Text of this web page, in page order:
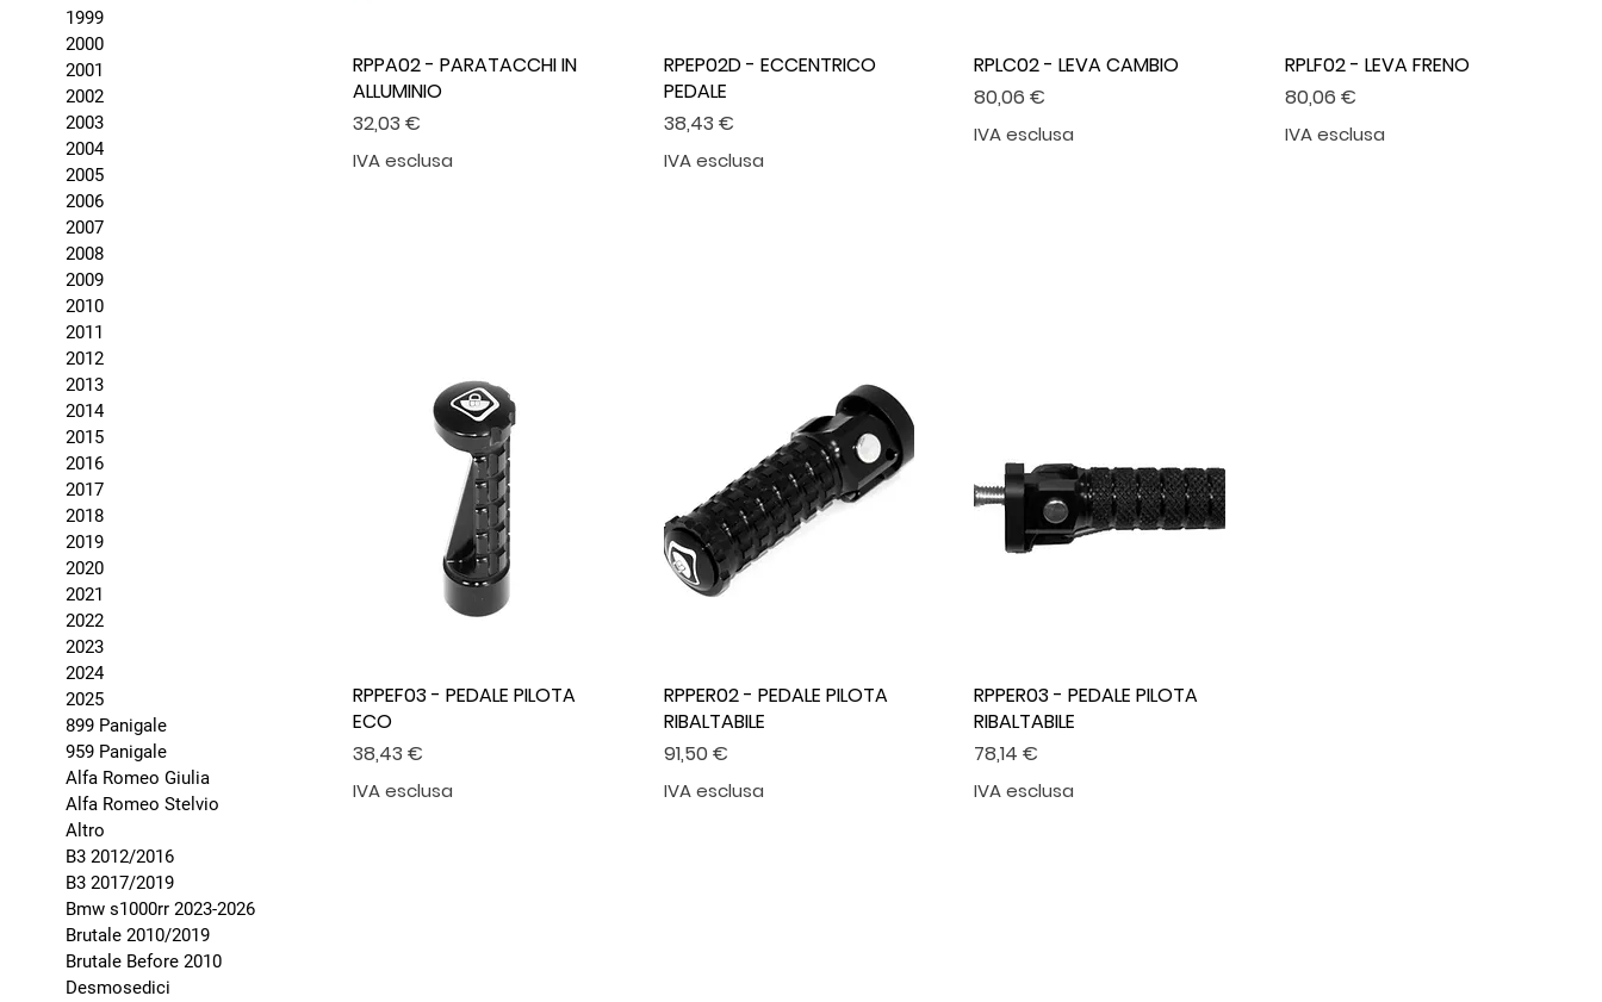
1999
2000
2001
2002
2003
2004
2005
2006
2007
2008
2009
2010
2011
2012
2013
2014
2015
2016
2017
2018
2019
2020
2021
2022
2023
2024
2025
899 Panigale
959 Panigale
Alfa Romeo Giulia
Alfa Romeo Stelvio
Altro
B3 2012/2016
B3 2017/2019
Bmw s1000rr 2023-2026
Brutale 2010/2019
Brutale Before 2010
Desmosedici
RPPA02 - PARATACCHI IN
ALLUMINIO
Prezzo
32,03 €
IVA esclusa
RPEP02D - ECCENTRICO
PEDALE
Prezzo
38,43 €
IVA esclusa
RPLC02 - LEVA CAMBIO
Prezzo
80,06 €
IVA esclusa
RPLF02 - LEVA FRENO
Prezzo
80,06 €
IVA esclusa
RPPEF03 - PEDALE PILOTA
ECO
Prezzo
38,43 €
IVA esclusa
RPPER02 - PEDALE PILOTA
RIBALTABILE
Prezzo
91,50 €
IVA esclusa
RPPER03 - PEDALE PILOTA
RIBALTABILE
Prezzo
78,14 €
IVA esclusa